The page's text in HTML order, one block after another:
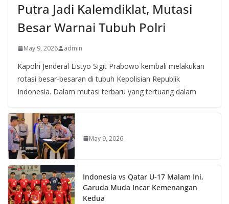
Putra Jadi Kalemdiklat, Mutasi
Besar Warnai Tubuh Polri
May 9, 2026 admin
Kapolri Jenderal Listyo Sigit Prabowo kembali melakukan
rotasi besar-besaran di tubuh Kepolisian Republik
Indonesia. Dalam mutasi terbaru yang tertuang dalam
May 9, 2026
Indonesia vs Qatar U-17 Malam Ini,
Garuda Muda Incar Kemenangan
Kedua